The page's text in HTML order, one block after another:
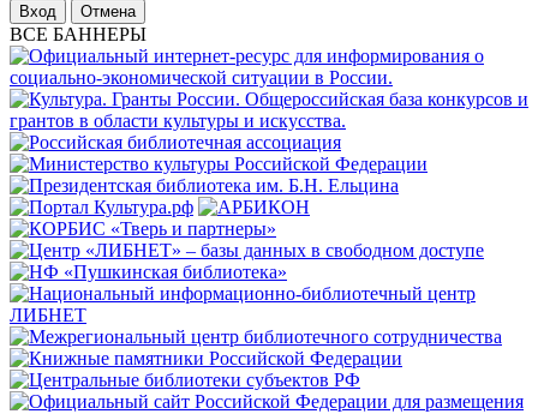
Отмена
ВСЕ БАННЕРЫ